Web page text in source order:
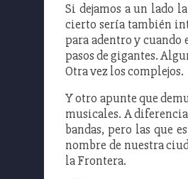
Si dejamos a un lado
cierto sería también
para adentro y cuando
pasos de gigantes.
Otra vez los complejos.
Y otro apunte que
musicales. A
bandas, pero las que
nombre de nuestra
la Frontera.